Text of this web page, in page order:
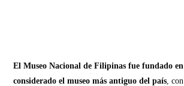
El Museo Nacional de Filipinas fue fundado en
considerado el museo más antiguo del país,